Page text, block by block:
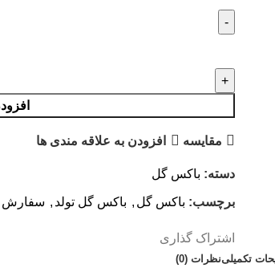
مقایسه افزودن به علاقه مندی ها
دسته: باکس گل
برچسب: باکس گل , باکس گل تولد , سفارش
اشتراک گذاری
تکمیلینظرات (0)